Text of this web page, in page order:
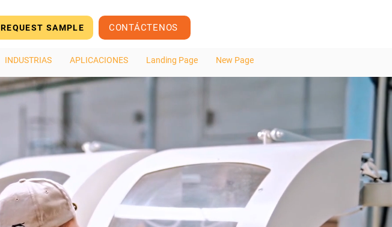
CONTÁCTENOS
INDUSTRIAS APLICACIONES Landing Page New Page
REQUEST SAMPLE